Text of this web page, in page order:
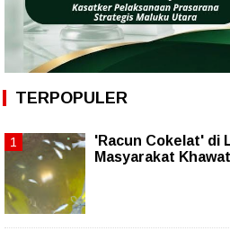
TERPOPULER
'Racun Cokelat' di
Masyarakat